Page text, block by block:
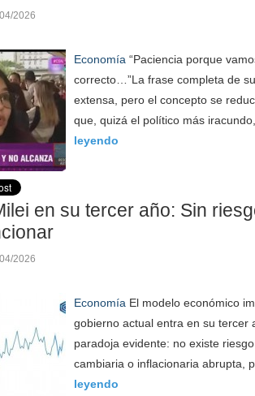
04/2026
Economía “Paciencia porque
correcto…”La frase completa de
extensa, pero el concepto se
que, quizá el político más
leyendo
en su tercer año: Sin
04/2026
Economía El modelo económico
gobierno actual entra en su tercer
paradoja evidente: no existe
cambiaria o inflacionaria abrupta,
leyendo